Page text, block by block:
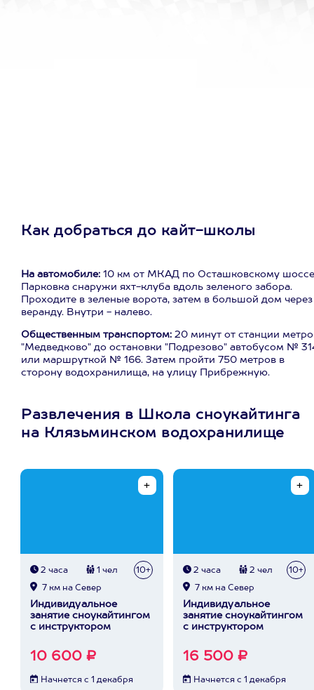
Как добраться до кайт-школы
На автомобиле: 10 км от МКАД по Осташковскому
Парковка снаружи яхт-клуба вдоль зеленого забора.
Проходите в зеленые ворота, затем в большой дом через
веранду. Внутри - налево.
Общественным транспортом: 20 минут от станции метро
"Медведково" до остановки "Подрезово" автобусом №
или маршруткой № 166. Затем пройти 750 метров в
сторону водохранилища, на улицу Прибрежную.
Развлечения в Школа сноукайтинга
на Клязьминском водохранилище
2 часа 1 чел 10+
7 км на Север
Индивидуальное
занятие сноукайтингом
с инструктором
10 600 ₽
Начнется с 1 декабря
2 часа 2 чел 10+
7 км на Север
Индивидуальное
занятие сноукайтингом
с инструктором
16 500 ₽
Начнется с 1 декабря